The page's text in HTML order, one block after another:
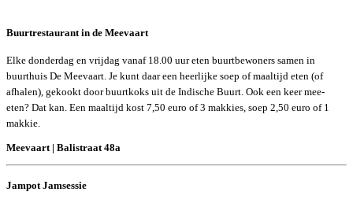
Buurtrestaurant in de Meevaart
Elke donderdag en vrijdag vanaf 18.00 uur eten buurtbewoners samen in
buurthuis De Meevaart. Je kunt daar een heerlijke soep of maaltijd eten (of
afhalen), gekookt door buurtkoks uit de Indische Buurt. Ook een keer mee-
eten? Dat kan. Een maaltijd kost 7,50 euro of 3 makkies, soep 2,50 euro of 1
makkie.
Meevaart | Balistraat 48a
Jampot Jamsessie